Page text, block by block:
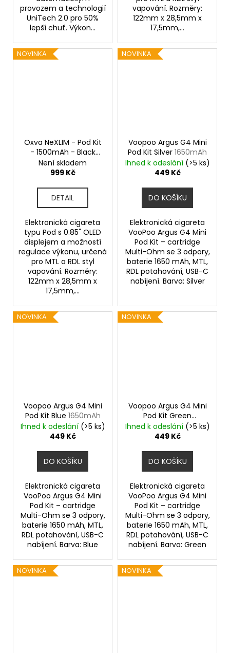
provozem a technologií
UniTech 2.0 pro 50%
lepší chuť. Výkon...
vapování. Rozměry:
122mm x 28,5mm x
17,5mm,...
NOVINKA
Oxva NeXLIM - Pod Kit
- 1500mAh - Black
Gold
Není skladem
999 Kč
DETAIL
Elektronická cigareta
typu Pod s 0.85" OLED
displejem a možností
regulace výkonu, určená
pro MTL a RDL styl
vapování. Rozměry:
122mm x 28,5mm x
17,5mm,...
NOVINKA
Voopoo Argus G4 Mini
Pod Kit Silver 1650mAh
Ihned k odeslání (>5 ks)
449 Kč
DO KOŠÍKU
Elektronická cigareta
VooPoo Argus G4 Mini
Pod Kit – cartridge
Multi-Ohm se 3 odpory,
baterie 1650 mAh, MTL,
RDL potahování, USB-C
nabíjení. Barva: Silver
NOVINKA
Voopoo Argus G4 Mini
Pod Kit Blue 1650mAh
Ihned k odeslání (>5 ks)
449 Kč
DO KOŠÍKU
Elektronická cigareta
VooPoo Argus G4 Mini
Pod Kit – cartridge
Multi-Ohm se 3 odpory,
baterie 1650 mAh, MTL,
RDL potahování, USB-C
nabíjení. Barva: Blue
NOVINKA
Voopoo Argus G4 Mini
Pod Kit Green
1650mAh
Ihned k odeslání (>5 ks)
449 Kč
DO KOŠÍKU
Elektronická cigareta
VooPoo Argus G4 Mini
Pod Kit – cartridge
Multi-Ohm se 3 odpory,
baterie 1650 mAh, MTL,
RDL potahování, USB-C
nabíjení. Barva: Green
NOVINKA NOVINKA